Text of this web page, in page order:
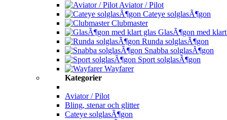
Aviator / Pilot
Cateye solglasÃ¶gon
Clubmaster
GlasÃ¶gon med
Runda solglasÃ¶gon
Snabba solglasÃ¶gon
Sport solglasÃ¶gon
Wayfarer
Kategorier
Aviator / Pilot
Bling, stenar och glitter
Cateye solglasÃ¶gon